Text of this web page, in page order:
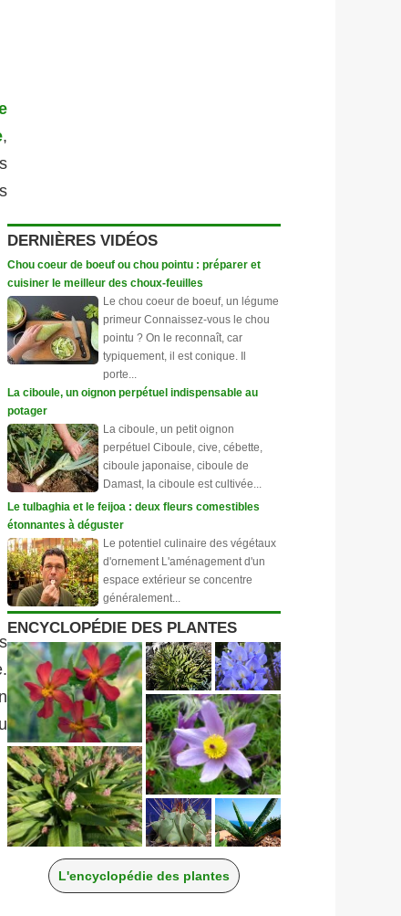
,
DERNIÈRES VIDÉOS
Chou coeur de boeuf ou chou pointu : préparer et
cuisiner le meilleur des choux-feuilles
Le chou coeur de boeuf, un légume
primeur Connaissez-vous le chou
pointu ? On le reconnaît, car
typiquement, il est conique. Il
porte...
La ciboule, un oignon perpétuel indispensable au
potager
La ciboule, un petit oignon
perpétuel Ciboule, cive, cébette,
ciboule japonaise, ciboule de
Damast, la ciboule est cultivée...
Le tulbaghia et le feijoa : deux fleurs comestibles
étonnantes à déguster
Le potentiel culinaire des végétaux
d'ornement L'aménagement d'un
espace extérieur se concentre
généralement...
ENCYCLOPÉDIE DES PLANTES
L'encyclopédie des plantes